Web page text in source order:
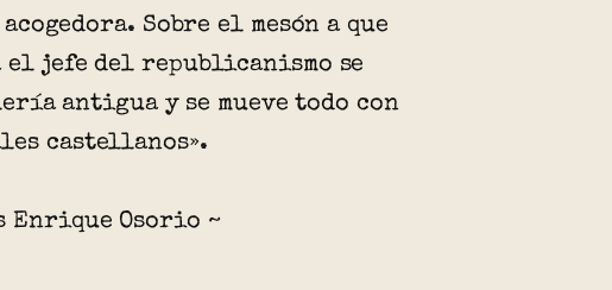
Sobre el mesón a que
el jefe del republicanismo se
antigua y se mueve todo con
castellanos».
Enrique Osorio ~